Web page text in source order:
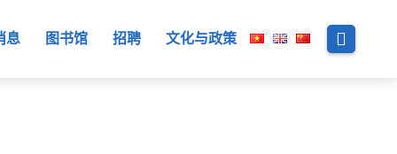
息 图书馆 招聘 文化与政策